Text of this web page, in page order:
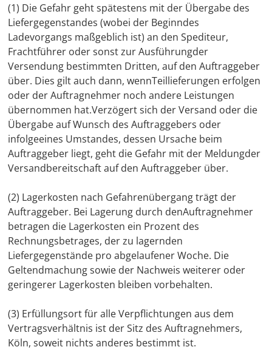
(1) Die Gefahr geht spätestens mit der Übergabe des
Liefergegenstandes (wobei der Beginndes
Ladevorgangs maßgeblich ist) an den Spediteur,
Frachtführer oder sonst zur Ausführungder
Versendung bestimmten Dritten, auf den Auftraggeber
über. Dies gilt auch dann, wennTeillieferungen erfolgen
oder der Auftragnehmer noch andere Leistungen
übernommen hat.Verzögert sich der Versand oder die
Übergabe auf Wunsch des Auftraggebers oder
infolgeeines Umstandes, dessen Ursache beim
Auftraggeber liegt, geht die Gefahr mit der Meldungder
Versandbereitschaft auf den Auftraggeber über.
(2) Lagerkosten nach Gefahrenübergang trägt der
Auftraggeber. Bei Lagerung durch denAuftragnehmer
betragen die Lagerkosten ein Prozent des
Rechnungsbetrages, der zu lagernden
Liefergegenstände pro abgelaufener Woche. Die
Geltendmachung sowie der Nachweis weiterer oder
geringerer Lagerkosten bleiben vorbehalten.
(3) Erfüllungsort für alle Verpflichtungen aus dem
Vertragsverhältnis ist der Sitz des Auftragnehmers,
Köln, soweit nichts anderes bestimmt ist.